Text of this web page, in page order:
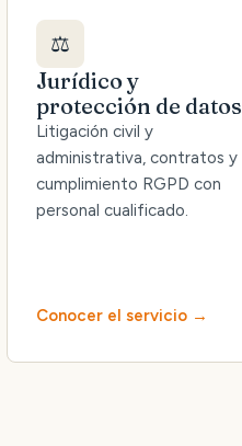
⚖️
Jurídico y
protección de datos
Litigación civil y
administrativa, contratos y
cumplimiento RGPD con
personal cualificado.
Conocer el servicio